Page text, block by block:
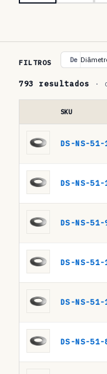
a
b
l
d
r
r
n
i
FILTROS De
793 resultados ·
molas
de
DIN
DIN
EN
SKU
DS-NS-51-
DS-NS-51-
DS-NS-51-
DS-NS-51-
DS-NS-51-
DS-NS-51-